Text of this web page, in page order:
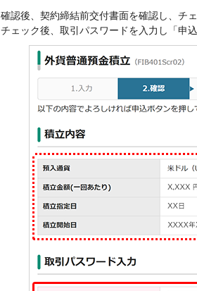
確認後、契約締結前交付書面を確認し、チ
チェック後、取引パスワードを入力し「申